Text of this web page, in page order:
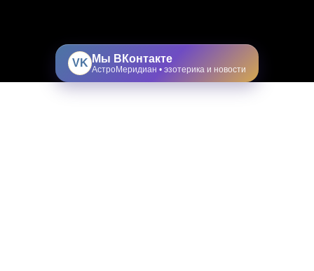
VK Мы ВКонтакте
АстроМеридиан • эзотерика и новости